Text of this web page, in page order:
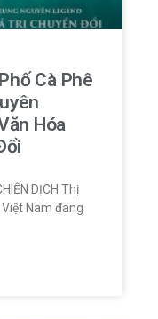
Cà Phê
Hóa
DỊCH Thị
Nam đang